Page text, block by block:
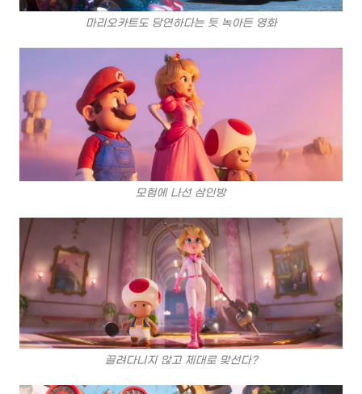
마리오카트도 당연하다는 듯 녹아든 영화
모험에 나선 삼인방
끌려다니지 않고 제대로 맞선다?